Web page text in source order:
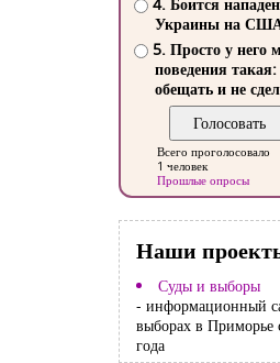
4. Боится
Украины на
5. Просто у него
поведения такая:
обещать и не
Всего проголосовало
1 человек
Прошлые опросы
Наши
Суды и выборы
- информационный
выборах в Приморье
года